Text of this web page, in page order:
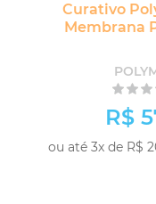
Curativo
Membrana
R$
ou até 3x de R$